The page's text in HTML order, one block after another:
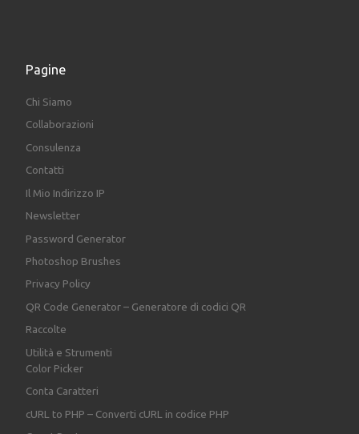
Pagine
Chi Siamo
Collaborazioni
Consulenza
Contatti
Il Mio Indirizzo IP
Newsletter
Password Generator
Photoshop Brushes
Privacy Policy
QR Code Generator – Generatore di codici QR
Raccolte
Utilità e Strumenti
Color Picker
Conta Caratteri
cURL to PHP – Converti cURL in codice PHP